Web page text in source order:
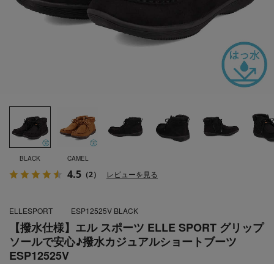
BLACK CAMEL
【撥水仕様】エル スポーツ ELLE SPORT グリップ
ソールで安心♪撥水カジュアルショートブーツ
ESP12525V
4.5 （2） レビューを見る
ELLESPORT ESP12525V BLACK